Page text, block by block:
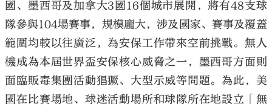
國、墨西哥及加拿大3國16個城市展開，將有48支球
隊參與104場賽事，規模龐大，涉及國家、賽事及覆蓋
範圍均較以往廣泛，為安保工作帶來空前挑戰。無人
機成為本屆世界盃安保核心威脅之一，墨西哥方面則
面臨販毒集團活動猖獗、大型示威等問題。為此，美
國在比賽場地、球迷活動場所和球隊所在地設立「無